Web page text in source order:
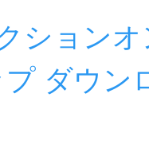
ション
ダウン